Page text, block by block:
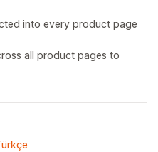
into every product page
all product pages to